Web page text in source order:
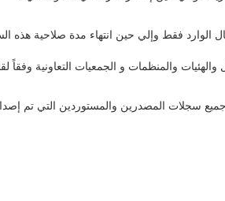
فقط وإلي حين انتهاء مدة صلاحية هذه
والمنظمات و الجمعيات التعاونية
سجلات المصدرين والمستوردين التي تم